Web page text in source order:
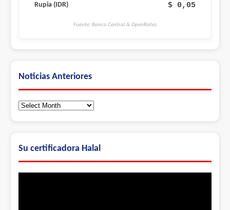
Rupia (IDR) $ 0,05
Fuente: Banco Central & OpenRates
Noticias Anteriores
Noticias
Su certificadora Halal